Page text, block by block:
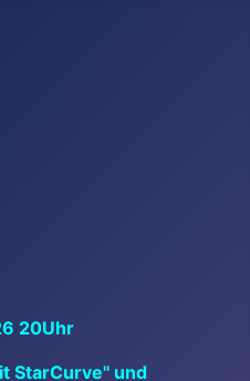
20Uhr
StarCurve" und